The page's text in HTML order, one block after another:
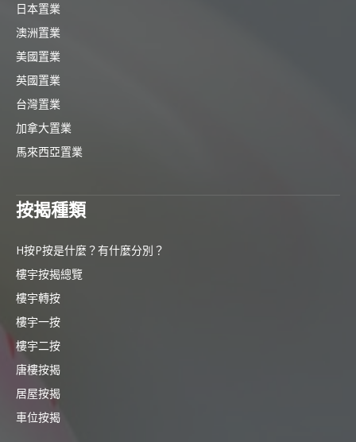
日本置業
澳洲置業
美國置業
英國置業
台灣置業
加拿大置業
馬來西亞置業
按揭種類
H按P按是什麼？有什麼分別？
樓宇按揭總覽
樓宇轉按
樓宇一按
樓宇二按
唐樓按揭
居屋按揭
車位按揭